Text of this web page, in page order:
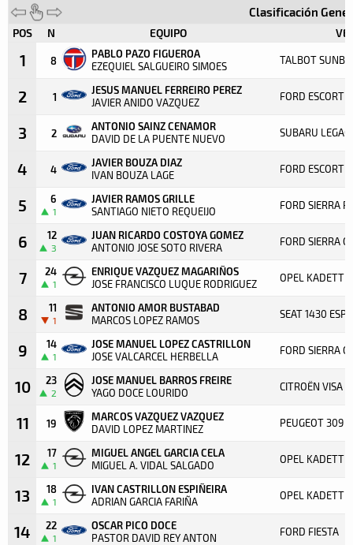
Clasificación
POS N EQUIPO
1 8
PABLO PAZO FIGUEROA
EZEQUIEL SALGUEIRO SIMOES TALBOT
2 1
JESUS MANUEL FERREIRO PEREZ
JAVIER ANIDO VAZQUEZ FORD ESCORT
3 2
ANTONIO SAINZ CENAMOR
DAVID DE LA PUENTE NUEVO SUBARU
4 4
JAVIER BOUZA DIAZ
IVAN BOUZA LAGE FORD ESCORT
5 6
1
JAVIER RAMOS GRILLE
SANTIAGO NIETO REQUEIJO FORD SIERRA
6 12
3
JUAN RICARDO COSTOYA GOMEZ
ANTONIO JOSE SOTO RIVERA FORD SIERRA
7 24
1
ENRIQUE VAZQUEZ MAGARIÑOS
JOSE FRANCISCO LUQUE RODRIGUEZ OPEL KADETT
8 11
1
ANTONIO AMOR BUSTABAD
MARCOS LOPEZ RAMOS SEAT 1430
9 14
1
JOSE MANUEL LOPEZ CASTRILLON
JOSE VALCARCEL HERBELLA FORD SIERRA
10 23
2
JOSE MANUEL BARROS FREIRE
YAGO DOCE LOURIDO CITROËN VISA
11 19
MARCOS VAZQUEZ VAZQUEZ
DAVID LOPEZ MARTINEZ PEUGEOT 309
12 17
1
MIGUEL ANGEL GARCIA CELA
MIGUEL A. VIDAL SALGADO OPEL KADETT
13 18
1
IVAN CASTRILLON ESPIÑEIRA
ADRIAN GARCIA FARIÑA OPEL KADETT
14 22
1
OSCAR PICO DOCE
PASTOR DAVID REY ANTON FORD FIESTA